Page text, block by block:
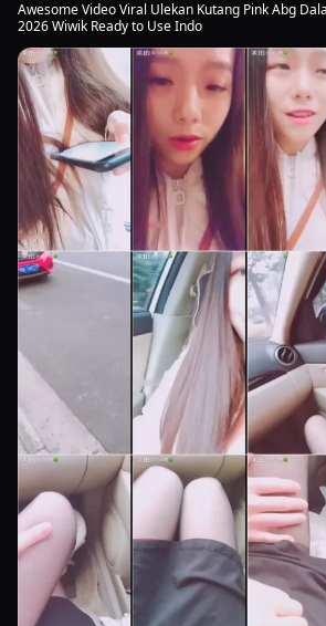
Awesome Video Viral Ulekan Kutang Pink Abg
2026 Wiwik Ready to Use Indo